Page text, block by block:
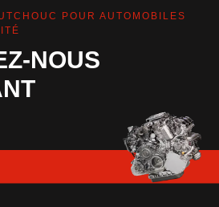
POUR AUTOMOBILES
NOUS